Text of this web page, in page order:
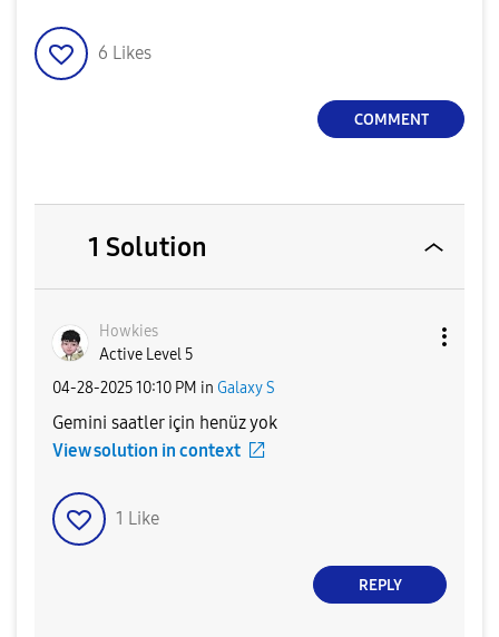
6 Likes
COMMENT
1 Solution
Howkies
Active Level 5
‎04-28-202510:10 PM in Galaxy S
Gemini saatler için henüz yok
View solution in context
1 Like
REPLY